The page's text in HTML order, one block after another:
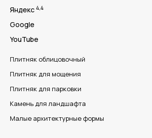
Яндекс 4,4
Google
YouTube
Плитняк облицовочный
Плитняк для мощения
Плитняк для парковки
Камень для ландшафта
Малые архитектурные формы